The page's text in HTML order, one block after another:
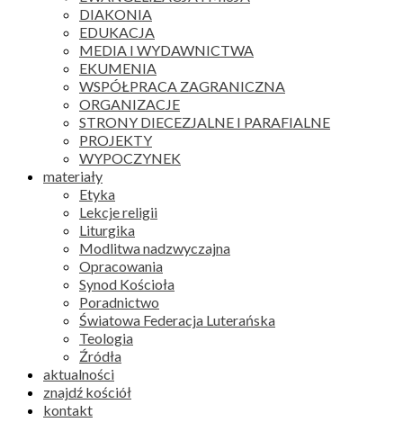
DIAKONIA
EDUKACJA
MEDIA I WYDAWNICTWA
EKUMENIA
WSPÓŁPRACA ZAGRANICZNA
ORGANIZACJE
STRONY DIECEZJALNE I PARAFIALNE
PROJEKTY
WYPOCZYNEK
materiały
Etyka
Lekcje religii
Liturgika
Modlitwa nadzwyczajna
Opracowania
Synod Kościoła
Poradnictwo
Światowa Federacja Luterańska
Teologia
Źródła
aktualności
znajdź kościół
kontakt